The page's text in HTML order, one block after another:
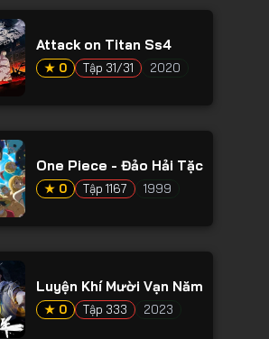
Attack on Titan Ss4
★ 0 Tập 31/31 2020
One Piece - Đảo Hải Tặc
★ 0 Tập 1167 1999
Luyện Khí Mười Vạn Năm
★ 0 Tập 333 2023